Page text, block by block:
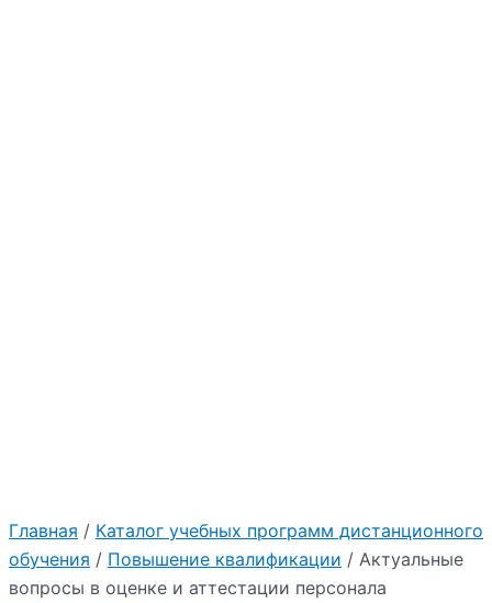
Главная / Каталог учебных программ дистанционного
обучения / Повышение квалификации / Актуальные
вопросы в оценке и аттестации персонала